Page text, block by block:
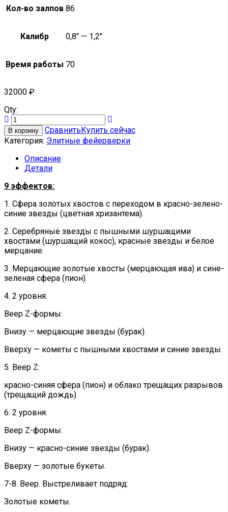
Кол-во залпов 86
Калибр 0,8" — 1,2"
Время работы 70
32000 ₽
Qty:
В корзину СравнитьКупить сейчас
Категория: Элитные фейерверки
Описание
Детали
9 эффектов:
1. Сфера золотых хвостов с переходом в красно-зелено-
синие звезды (цветная хризантема).
2. Серебряные звезды с пышными шуршащими
хвостами (шуршащий кокос), красные звезды и белое
мерцание.
3. Мерцающие золотые хвосты (мерцающая ива) и сине-
зеленая сфера (пион).
4. 2 уровня.
Веер Z-формы:
Внизу — мерцающие звезды (бурак).
Вверху — кометы с пышными хвостами и синие звезды.
5. Веер Z:
красно-синяя сфера (пион) и облако трещащих разрывов
(трещащий дождь).
6. 2 уровня.
Веер Z-формы:
Внизу — красно-синие звезды (бурак).
Вверху — золотые букеты.
7-8. Веер. Выстреливает подряд:
Золотые кометы.